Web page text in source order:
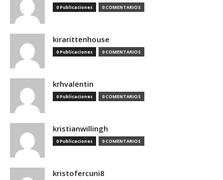
0 Publicaciones 0 COMENTARIOS
kirarittenhouse
0 Publicaciones 0 COMENTARIOS
krhvalentin
0 Publicaciones 0 COMENTARIOS
kristianwillingh
0 Publicaciones 0 COMENTARIOS
kristofercuni8